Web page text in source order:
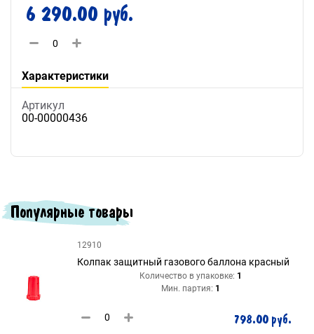
6 290.00 руб.
Характеристики
Артикул
00-00000436
Популярные товары
12910
Колпак защитный газового баллона красный
Количество в упаковке: 1
Мин. партия: 1
798.00 руб.